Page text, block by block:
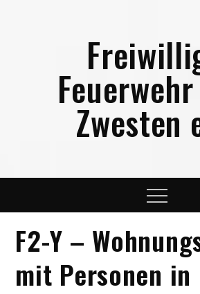
Zwesten
Menu
F2-Y –
mit Personen in